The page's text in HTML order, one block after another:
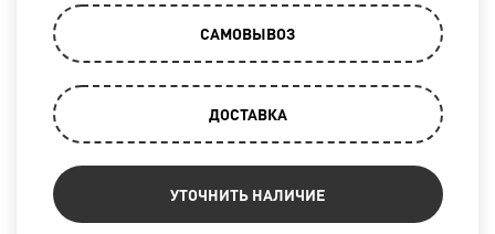
САМОВЫВОЗ
ДОСТАВКА
УТОЧНИТЬ НАЛИЧИЕ